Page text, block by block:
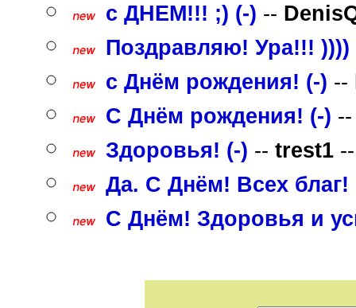
с ДНЕМ!!! ;) (-) --
Поздравляю! Ура!!! ))))
с Днём рождения! (-) --
C Днём рождения! (-)
Здоровья! (-) -- trest1
Да. С Днём! Всех благ!
С Днём! Здоровья и